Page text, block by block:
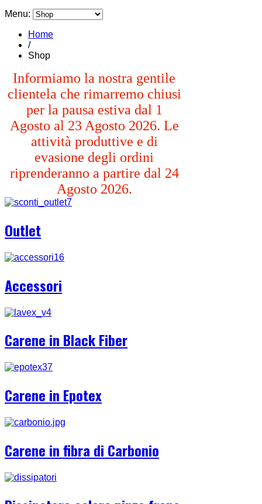
Menu:
Home
/
Shop
Informiamo la nostra gentile
clientela che rimarremo chiusi
per la pausa estiva dal 1
Agosto al 23 Agosto 2026. Le
attività produttive e di
evasione degli ordini
riprenderanno a partire dal 24
Agosto 2026.
Outlet
Accessori
Carene in Black Fiber
Carene in Epotex
Carene in fibra di Carbonio